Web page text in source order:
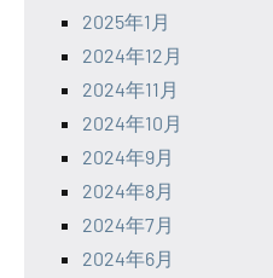
2025年1月
2024年12月
2024年11月
2024年10月
2024年9月
2024年8月
2024年7月
2024年6月